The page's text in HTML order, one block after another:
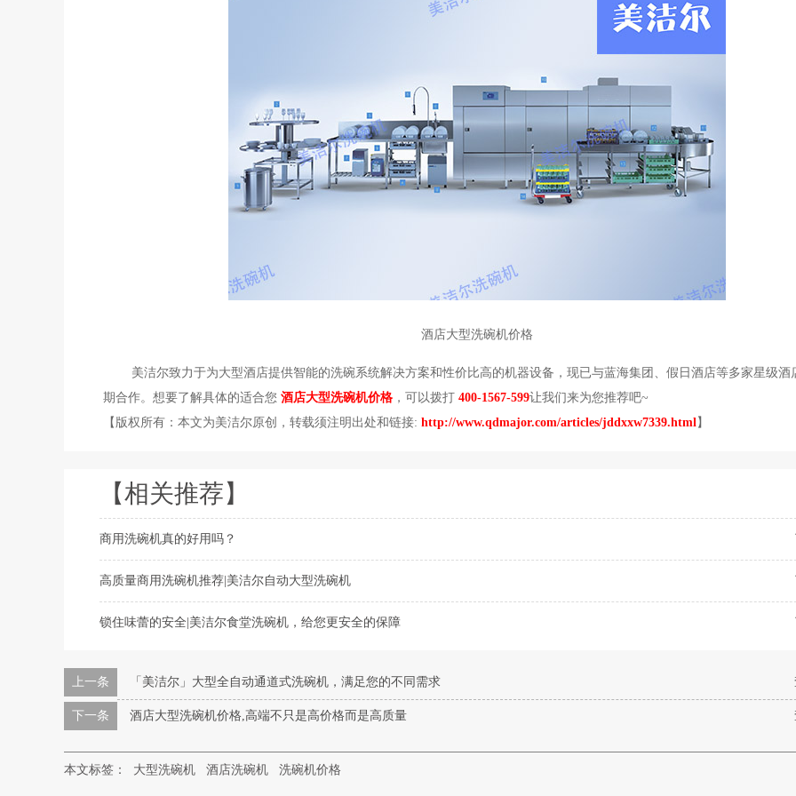
酒店大型洗碗机价格
美洁尔致力于为大型酒店提供智能的洗碗系统解决方案和性价比高的机器设备，现已与蓝海集团、假日酒店等多家星级酒
期合作。想要了解具体的适合您 酒店大型洗碗机价格 ，可以拨打 400-1567-599让我们来为您推荐吧~
【版权所有：本文为美洁尔原创，转载须注明出处和链接: http://www.qdmajor.com/articles/jddxxw7339.html】
【相关推荐】
商用洗碗机真的好用吗？
高质量商用洗碗机推荐|美洁尔自动大型洗碗机
锁住味蕾的安全|美洁尔食堂洗碗机，给您更安全的保障
上一条 「美洁尔」大型全自动通道式洗碗机，满足您的不同需求
下一条 酒店大型洗碗机价格,高端不只是高价格而是高质量
本文标签： 大型洗碗机 酒店洗碗机 洗碗机价格